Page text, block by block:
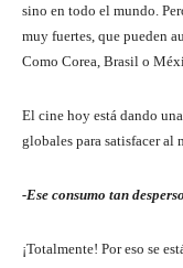
sino en todo el mundo.
muy fuertes, que pueden
Como Corea, Brasil o
El cine hoy está dando
globales para satisfacer al
-Ese consumo tan
¡Totalmente! Por eso se